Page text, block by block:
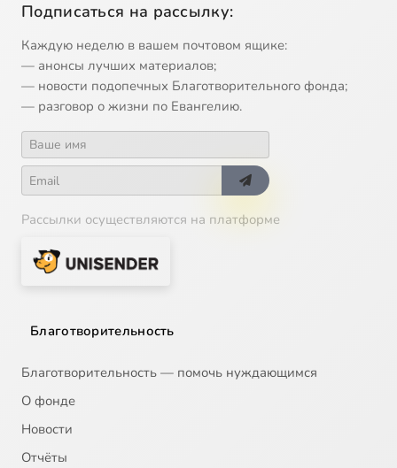
Подписаться на рассылку:
Каждую неделю в вашем почтовом ящике:
— анонсы лучших материалов;
— новости подопечных Благотворительного фонда;
— разговор о жизни по Евангелию.
Рассылки осуществляются на платформе
Благотворительность
Благотворительность — помочь нуждающимся
О фонде
Новости
Отчёты